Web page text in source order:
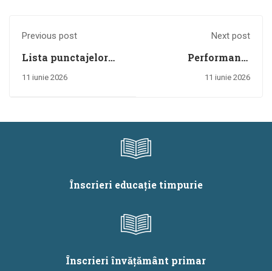
Previous post
Lista punctajelor
acordate în urma
11 iunie 2026
Next post
Performanțe
remarcabile la
11 iunie 2026
Înscrieri educație timpurie
Înscrieri învățământ primar